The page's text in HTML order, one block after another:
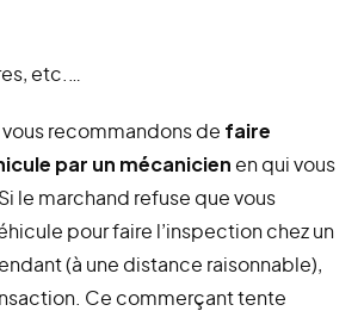
etc.…
vous recommandons de faire
par un mécanicien en qui vous
le marchand refuse que vous
pour faire l’inspection chez un
(à une distance raisonnable),
Ce commerçant tente